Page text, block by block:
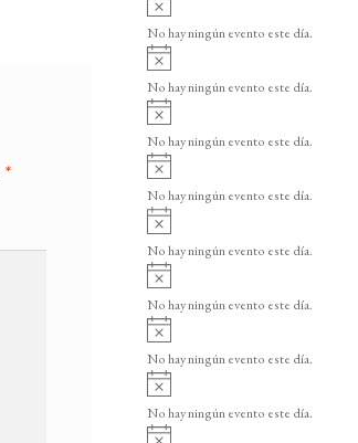
*
o
v
i
o
No hay ningún evento este día.
v
i
o
No hay ningún evento este día.
v
i
o
No hay ningún evento este día.
v
i
o
No hay ningún evento este día.
A
v
i
o
No hay ningún evento este día.
A
v
i
o
No hay ningún evento este día.
A
v
i
o
No hay ningún evento este día.
v
i
No hay ningún evento este día.